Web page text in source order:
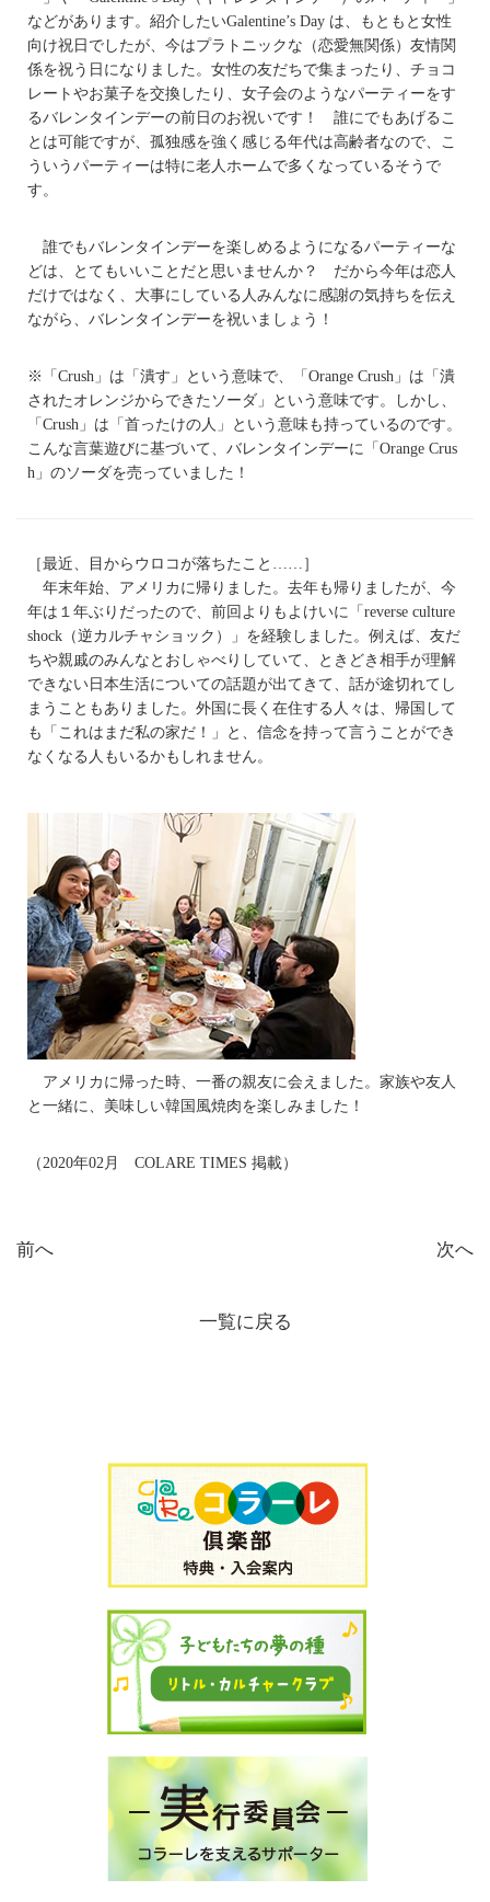
などがあります。紹介したいGalentine’s Day は、もともと女性
向け祝日でしたが、今はプラトニックな（恋愛無関係）友情関
係を祝う日になりました。女性の友だちで集まったり、チョコ
レートやお菓子を交換したり、女子会のようなパーティーをす
るバレンタインデーの前日のお祝いです！ 誰にでもあげるこ
とは可能ですが、孤独感を強く感じる年代は高齢者なので、こ
ういうパーティーは特に老人ホームで多くなっているそうで
す。
誰でもバレンタインデーを楽しめるようになるパーティーな
どは、とてもいいことだと思いませんか？ だから今年は恋人
だけではなく、大事にしている人みんなに感謝の気持ちを伝え
ながら、バレンタインデーを祝いましょう！
※「Crush」は「潰す」という意味で、「Orange Crush」は「潰
されたオレンジからできたソーダ」という意味です。しかし、
「Crush」は「首ったけの人」という意味も持っているのです。
こんな言葉遊びに基づいて、バレンタインデーに「Orange Crus
h」のソーダを売っていました！
［最近、目からウロコが落ちたこと……］
年末年始、アメリカに帰りました。去年も帰りましたが、今
年は１年ぶりだったので、前回よりもよけいに「reverse culture
shock（逆カルチャショック）」を経験しました。例えば、友だ
ちや親戚のみんなとおしゃべりしていて、ときどき相手が理解
できない日本生活についての話題が出てきて、話が途切れてし
まうこともありました。外国に長く在住する人々は、帰国して
も「これはまだ私の家だ！」と、信念を持って言うことができ
なくなる人もいるかもしれません。
アメリカに帰った時、一番の親友に会えました。家族や友人
と一緒に、美味しい韓国風焼肉を楽しみました！
（2020年02月 COLARE TIMES 掲載）
前へ 次へ
一覧に戻る